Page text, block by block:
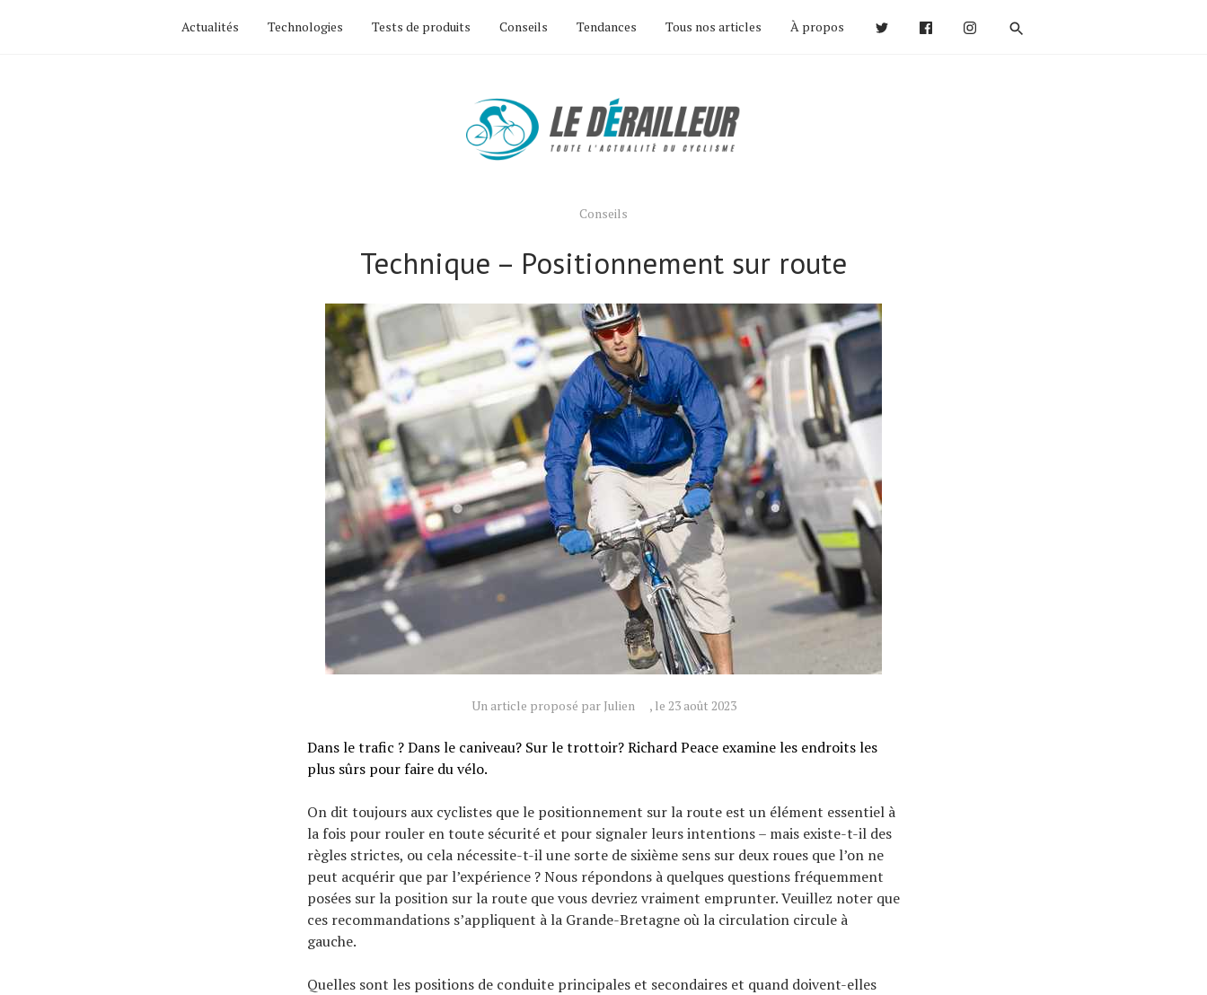
Actualités Technologies Tests de produits Conseils Tendances Tous nos articles À propos
Conseils
Technique – Positionnement sur route
Un article proposé par Julien , le 23 août 2023
Dans le trafic ? Dans le caniveau? Sur le trottoir? Richard Peace examine les endroits les
plus sûrs pour faire du vélo.
On dit toujours aux cyclistes que le positionnement sur la route est un élément essentiel à
la fois pour rouler en toute sécurité et pour signaler leurs intentions – mais existe-t-il des
règles strictes, ou cela nécessite-t-il une sorte de sixième sens sur deux roues que l’on ne
peut acquérir que par l’expérience ? Nous répondons à quelques questions fréquemment
posées sur la position sur la route que vous devriez vraiment emprunter. Veuillez noter que
ces recommandations s’appliquent à la Grande-Bretagne où la circulation circule à
gauche.
Quelles sont les positions de conduite principales et secondaires et quand doivent-elles